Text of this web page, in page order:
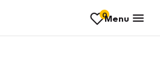
0Menu